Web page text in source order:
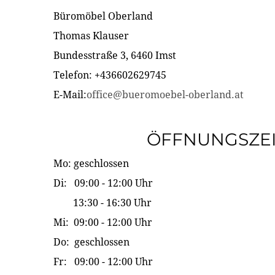
Büromöbel Oberland
Thomas Klauser
Bundesstraße 3, 6460 Imst
Telefon: +436602629745
E-Mail:office@bueromoebel-oberland.at
Mo: geschlossen
Di: 09:00 - 12:00 Uhr
13:30 - 16:30 Uhr
Mi: 09:00 - 12:00 Uhr
Do: geschlossen
Fr: 09:00 - 12:00 Uhr